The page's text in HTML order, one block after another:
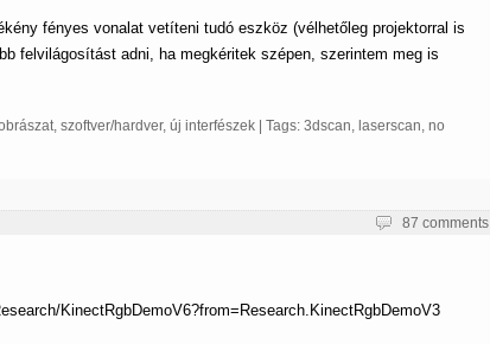
fényes vonalat vetíteni tudó eszköz (vélhetőleg projektorral is
felvilágosítást adni, ha megkéritek szépen, szerintem meg is
, szoftver/hardver, új interfészek | Tags: 3dscan, laserscan, no
87 comments
KinectRgbDemoV6?from=Research.KinectRgbDemoV3